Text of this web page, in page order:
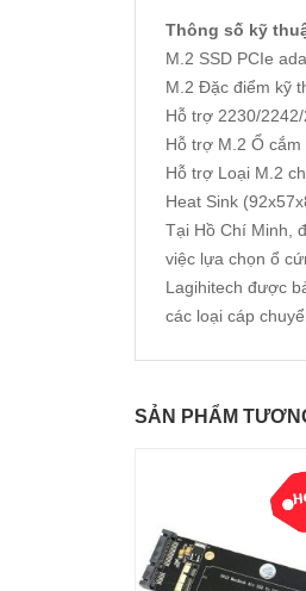
Thông số kỹ
M.2 SSD PCIe
M.2 Đặc điểm kỹ
Hỗ trợ 2230/
Hỗ trợ M.2 Ổ
Hỗ trợ Loại M.2
Heat Sink
Tại Hồ Chí Minh,
việc lựa chọn ổ
Lagihitech được
các loại cáp
SẢN PHẨM